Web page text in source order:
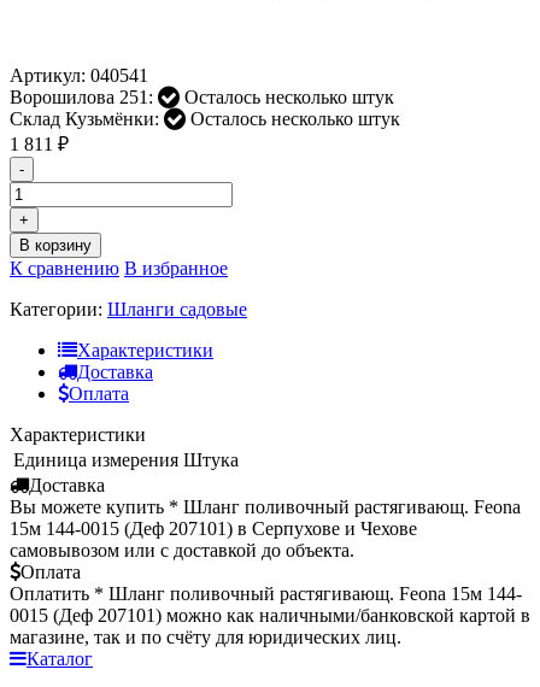
Артикул: 040541
Ворошилова 251:
Осталось несколько штук
Склад Кузьмёнки:
Осталось несколько штук
1 811 ₽
-
+
В корзину
К сравнению В избранное
Категории: Шланги садовые
Характеристики
Доставка
Оплата
Характеристики
Единица измерения Штука
Доставка
Вы можете купить * Шланг поливочный растягивающ. Feona
15м 144-0015 (Деф 207101) в Серпухове и Чехове
самовывозом или с доставкой до объекта.
Оплата
Оплатить * Шланг поливочный растягивающ. Feona 15м 144-
0015 (Деф 207101) можно как наличными/банковской картой в
магазине, так и по счёту для юридических лиц.
Каталог